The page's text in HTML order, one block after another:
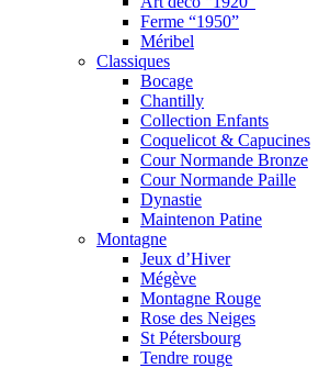
Ferme “1950”
Méribel
Classiques
Bocage
Chantilly
Collection Enfants
Coquelicot & Capucines
Cour Normande Bronze
Cour Normande Paille
Dynastie
Maintenon Patine
Montagne
Jeux d’Hiver
Mégève
Montagne Rouge
Rose des Neiges
St Pétersbourg
Tendre rouge